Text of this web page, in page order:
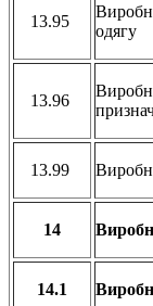
13.95
одягу
13.96
13.99
14
14.1